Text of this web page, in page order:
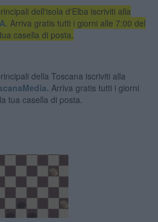
dell'isola d'Elba iscriviti alla
Arriva gratis tutti i giorni alle 7:00 del
casella di posta.
della Toscana iscriviti alla
Arriva gratis tutti i giorni
tua casella di posta.